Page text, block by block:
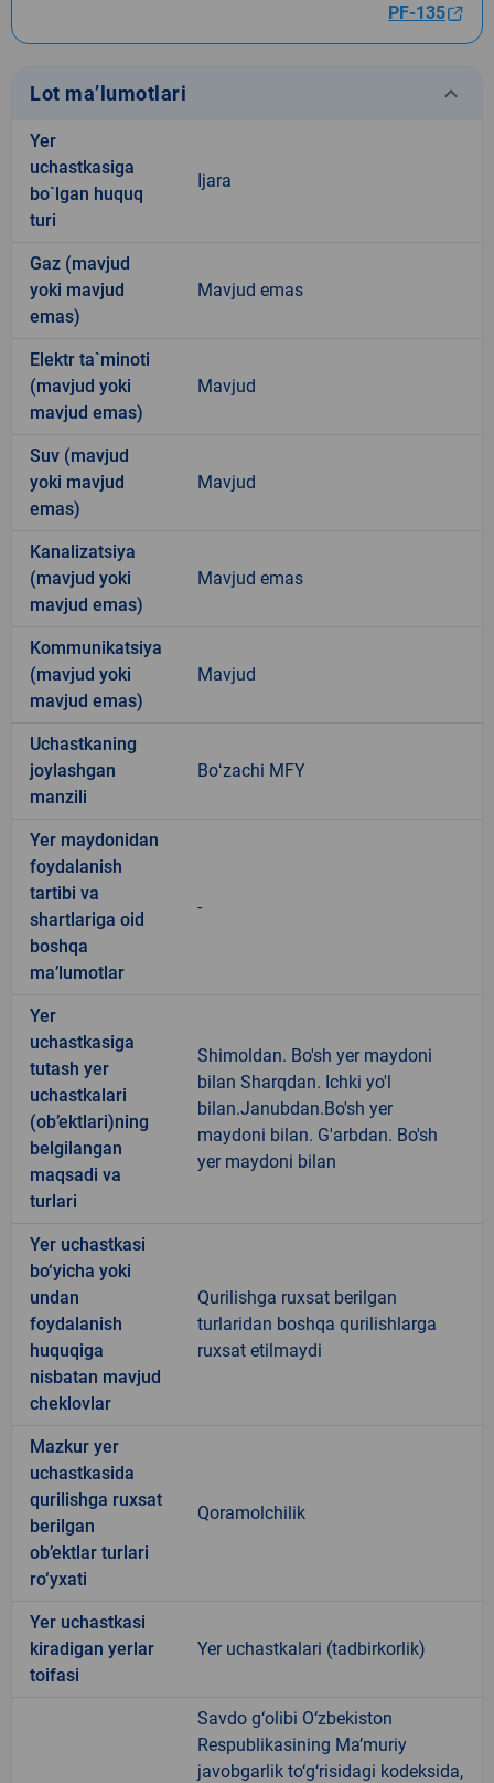
PF-135
Lot ma’lumotlari keyboard_arrow_down
Yer
uchastkasiga
bo`lgan huquq
turi
Ijara
Gaz (mavjud
yoki mavjud
emas)
Mavjud emas
Elektr ta`minoti
(mavjud yoki
mavjud emas)
Mavjud
Suv (mavjud
yoki mavjud
emas)
Mavjud
Kanalizatsiya
(mavjud yoki
mavjud emas)
Mavjud emas
Kommunikatsiya
(mavjud yoki
mavjud emas)
Mavjud
Uchastkaning
joylashgan
manzili
Boʻzachi MFY
Yer maydonidan
foydalanish
tartibi va
shartlariga oid
boshqa
ma’lumotlar
-
Yer
uchastkasiga
tutash yer
uchastkalari
(ob’ektlari)ning
belgilangan
maqsadi va
turlari
Shimoldan. Bo'sh yer maydoni
bilan Sharqdan. Ichki yo'l
bilan.Janubdan.Bo'sh yer
maydoni bilan. G'arbdan. Bo'sh
yer maydoni bilan
Yer uchastkasi
bo‘yicha yoki
undan
foydalanish
huquqiga
nisbatan mavjud
cheklovlar
Qurilishga ruxsat berilgan
turlaridan boshqa qurilishlarga
ruxsat etilmaydi
Mazkur yer
uchastkasida
qurilishga ruxsat
berilgan
ob’ektlar turlari
ro‘yxati
Qoramolchilik
Yer uchastkasi
kiradigan yerlar
toifasi
Yer uchastkalari (tadbirkorlik)
Savdo g‘olibi O‘zbekiston
Respublikasining Ma’muriy
javobgarlik to‘g‘risidagi kodeksida,